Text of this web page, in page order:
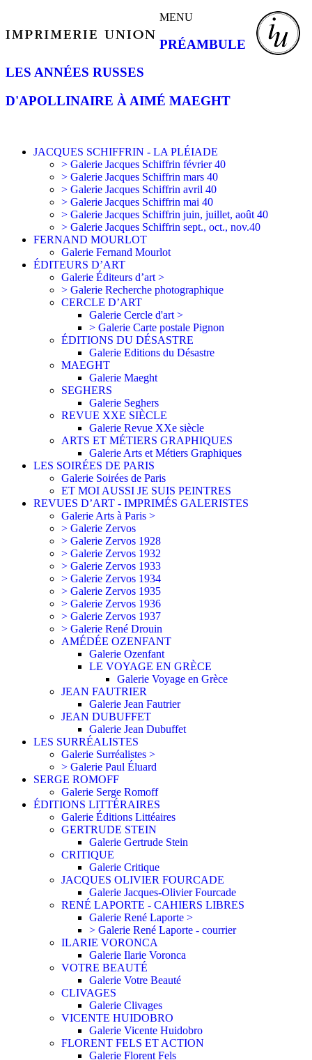
MENU
PRÉAMBULE
LES ANNÉES RUSSES
D'APOLLINAIRE À AIMÉ MAEGHT
JACQUES SCHIFFRIN - LA PLÉIADE
> Galerie Jacques Schiffrin février 40
> Galerie Jacques Schiffrin mars 40
> Galerie Jacques Schiffrin avril 40
> Galerie Jacques Schiffrin mai 40
> Galerie Jacques Schiffrin juin, juillet, août 40
> Galerie Jacques Schiffrin sept., oct., nov.40
FERNAND MOURLOT
Galerie Fernand Mourlot
ÉDITEURS D’ART
Galerie Éditeurs d’art >
> Galerie Recherche photographique
CERCLE D’ART
Galerie Cercle d'art >
> Galerie Carte postale Pignon
ÉDITIONS DU DÉSASTRE
Galerie Editions du Désastre
MAEGHT
Galerie Maeght
SEGHERS
Galerie Seghers
REVUE XXE SIÈCLE
Galerie Revue XXe siècle
ARTS ET MÉTIERS GRAPHIQUES
Galerie Arts et Métiers Graphiques
LES SOIRÉES DE PARIS
Galerie Soirées de Paris
ET MOI AUSSI JE SUIS PEINTRES
REVUES D’ART - IMPRIMÉS GALERISTES
Galerie Arts à Paris >
> Galerie Zervos
> Galerie Zervos 1928
> Galerie Zervos 1932
> Galerie Zervos 1933
> Galerie Zervos 1934
> Galerie Zervos 1935
> Galerie Zervos 1936
> Galerie Zervos 1937
> Galerie René Drouin
AMÉDÉE OZENFANT
Galerie Ozenfant
LE VOYAGE EN GRÈCE
Galerie Voyage en Grèce
JEAN FAUTRIER
Galerie Jean Fautrier
JEAN DUBUFFET
Galerie Jean Dubuffet
LES SURRÉALISTES
Galerie Surréalistes >
> Galerie Paul Éluard
SERGE ROMOFF
Galerie Serge Romoff
ÉDITIONS LITTÉRAIRES
Galerie Éditions Littéaires
GERTRUDE STEIN
Galerie Gertrude Stein
CRITIQUE
Galerie Critique
JACQUES OLIVIER FOURCADE
Galerie Jacques-Olivier Fourcade
RENÉ LAPORTE - CAHIERS LIBRES
Galerie René Laporte >
> Galerie René Laporte - courrier
ILARIE VORONCA
Galerie Ilarie Voronca
VOTRE BEAUTÉ
Galerie Votre Beauté
CLIVAGES
Galerie Clivages
VICENTE HUIDOBRO
Galerie Vicente Huidobro
FLORENT FELS ET ACTION
Galerie Florent Fels